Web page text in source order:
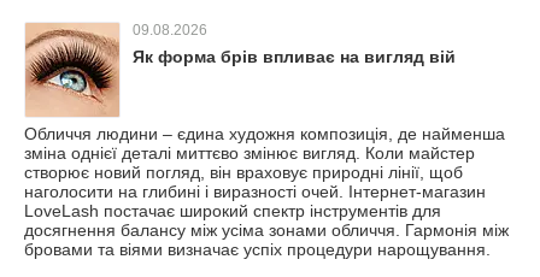
09.08.2026
Як форма брів впливає на вигляд вій
Обличчя людини – єдина художня композиція, де найменша
зміна однієї деталі миттєво змінює вигляд. Коли майстер
створює новий погляд, він враховує природні лінії, щоб
наголосити на глибині і виразності очей. Інтернет-магазин
LoveLash постачає широкий спектр інструментів для
досягнення балансу між усіма зонами обличчя. Гармонія між
бровами та віями визначає успіх процедури нарощування.